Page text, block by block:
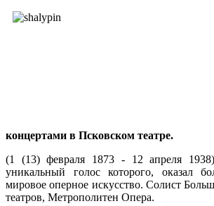
концертами в Псковском театре.
(1 (13) февраля 1873 - 12 апреля
уникальный голос которого, оказал
мировое оперное искусство. Солист
театров, Метрополитен Опера.